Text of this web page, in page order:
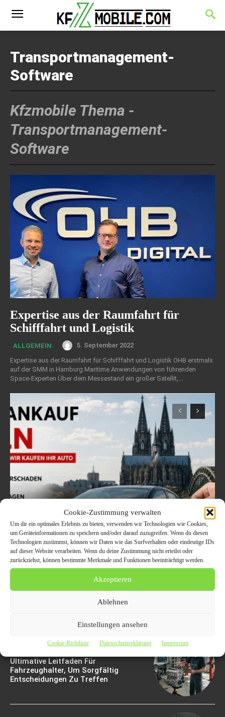
Cookie-Zustimmung verwalten
Um dir ein optimales Erlebnis zu bieten, verwenden wir Technologien wie Cookies,
um Geräteinformationen zu speichern und/oder darauf zuzugreifen. Wenn du diesen
Technologien zustimmst, können wir Daten wie das Surfverhalten oder eindeutige IDs
auf dieser Website verarbeiten. Wenn du deine Zustimmung nicht erteilst oder
zurückziehst, können bestimmte Merkmale und Funktionen beeinträchtigt werden.
Akzeptieren
Ablehnen
Einstellungen ansehen
Cookie-Richtlinie Datenschutzerklärung Impressum
Transportmanagement-
Software
Kfzmobile Thema -
Transportmanagement-
Software
Expertise aus der Raumfahrt für
Schifffahrt und Logistik
ALLGEMEIN
5. September 2022
Expertise aus der Raumfahrt für Schifffahrt und Logistik OHB erstmals
auf der SMM in Hamburg Maritime Anwendungen von führenden
Space-Experten Über dem Messestand ein großer Satellit,...
Welche Fahrzeuge in Köln
aktuell besonders gefragt
sind – Trends im
Autoankauf 2026
Ultimative Leitfaden Für
Fahrzeughalter, Um Sorgfältig
Entscheidungen Zu Treffen